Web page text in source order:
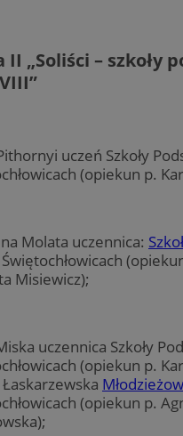
II „Soliści – szkoły
”
uczeń Szkoły
(opiekun p.
Molata uczennica:
Misiewicz);
uczennica Szkoły
(opiekun p.
(opiekun p.